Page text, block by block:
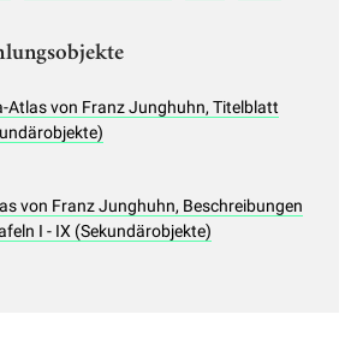
Atlas von Franz Junghuhn, Titelblatt
von Franz Junghuhn, Beschreibungen
I - IX (Sekundärobjekte)